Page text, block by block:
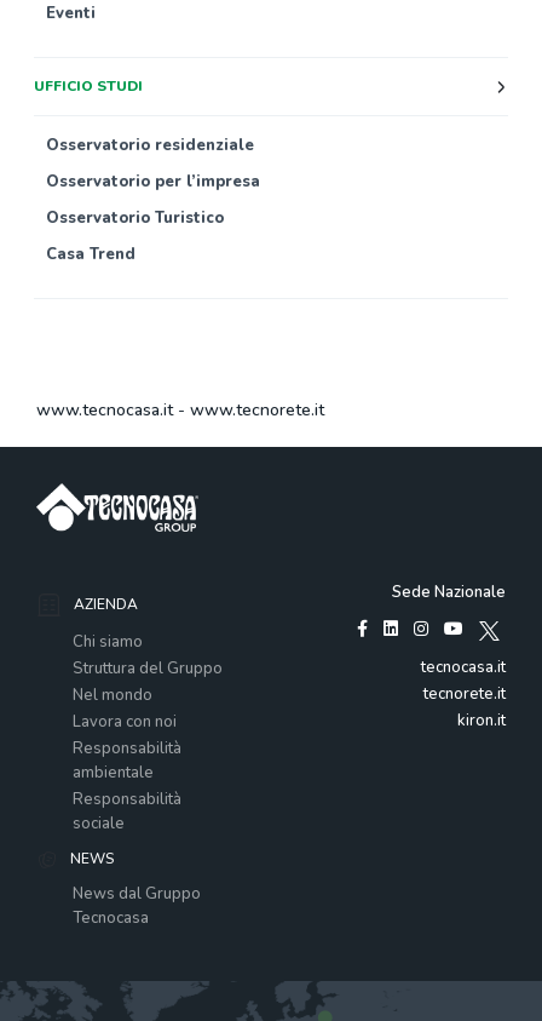
Eventi
UFFICIO STUDI
Osservatorio residenziale
Osservatorio per l’impresa
Osservatorio Turistico
Casa Trend
www.tecnocasa.it- www.tecnorete.it
AZIENDA
Chi siamo
Struttura del Gruppo
Nel mondo
Lavora con noi
Responsabilità
ambientale
Responsabilità
sociale
NEWS
News dal Gruppo
Tecnocasa
Sede Nazionale
tecnocasa.it
tecnorete.it
kiron.it